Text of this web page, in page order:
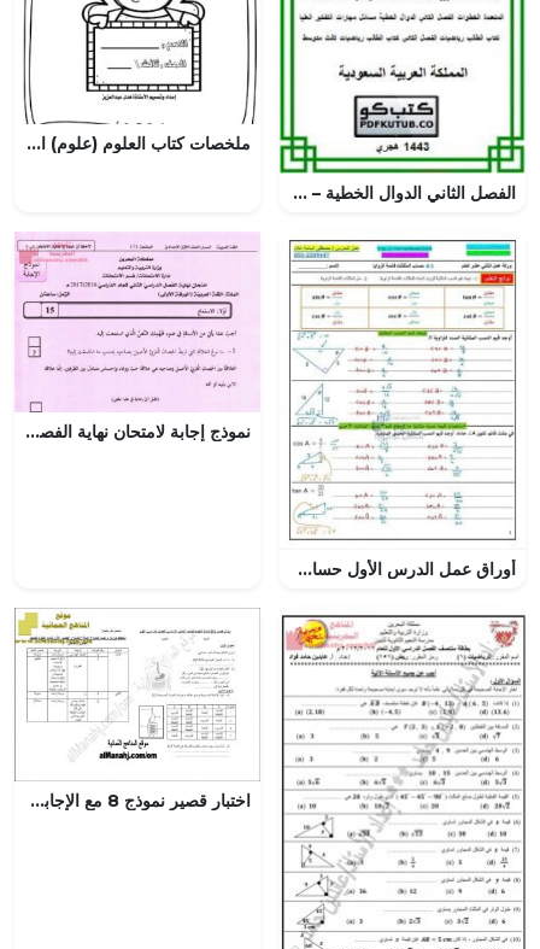
الفصل الثاني الدوال الخطية – المنهاج السعودي
ملخصات كتاب العلوم (علوم) الثالث
أوراق عمل الدرس الأول حساب المثلثات قائمة الزوايا مع الحل, (رياضيات) الثاني عشر العام
نموذج إجابة لامتحان نهاية الفصل الاوّل (لغة عربية) السابع
اختبار قصير نموذج 8 مع الإجابة (منهج كامبردج) (علوم) الثامن